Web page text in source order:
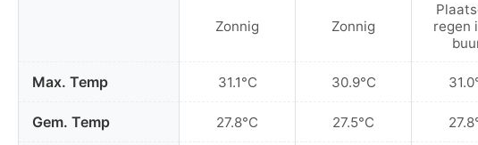
Max. Temp
Gem. Temp
Zonnig
31.1°C
27.8°C
Zonnig
30.9°C
27.5°C
regen